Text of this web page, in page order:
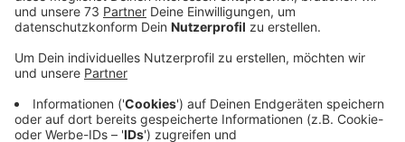
Vor Fahrtantritt im Netz informieren